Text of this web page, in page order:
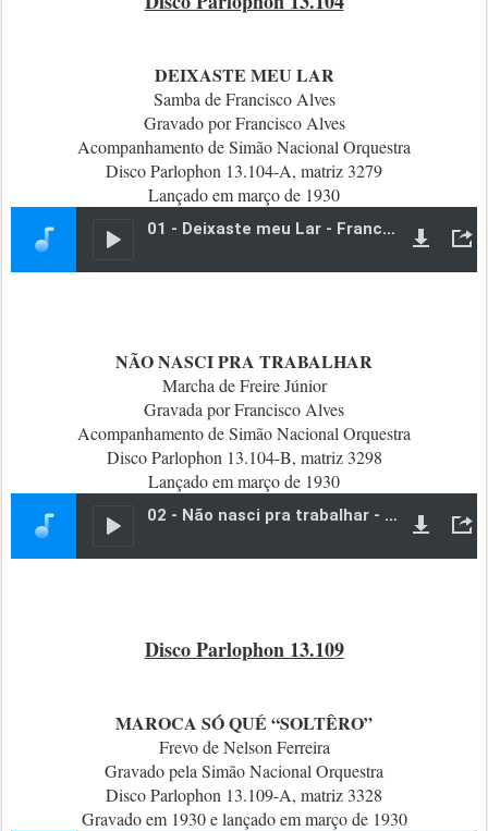
DEIXASTE MEU LAR
Samba de Francisco Alves
Gravado por Francisco Alves
Acompanhamento de Simão Nacional Orquestra
Disco Parlophon 13.104-A, matriz 3279
Lançado em março de 1930
NÃO NASCI PRA TRABALHAR
Marcha de Freire Júnior
Gravada por Francisco Alves
Acompanhamento de Simão Nacional Orquestra
Disco Parlophon 13.104-B, matriz 3298
Lançado em março de 1930
Disco Parlophon 13.109
MAROCA SÓ QUÉ “SOLTÊRO”
Frevo de Nelson Ferreira
Gravado pela Simão Nacional Orquestra
Disco Parlophon 13.109-A, matriz 3328
Gravado em 1930 e lançado em março de 1930